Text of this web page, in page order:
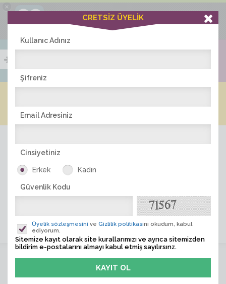
×
Ciddiask Uygulaması
+1 Hafta Gold Üyelik Kazan
Bedava - com.ciddi.ask
İNDİR
ÜYE ARA
VİTRİN
CRETSİZ ÜYELİK
Kullanıc Adınız
Şifreniz
Email Adresiniz
Cinsiyetiniz
Erkek Kadın
Güvenlik Kodu
Üyelik sözleşmesini ve Gizlilik politikasını okudum, kabul
ediyorum.
Sitemize kayıt olarak site kurallarımızı ve ayrıca sitemizden
bildirim e-postalarını almayı kabul etmiş sayılırsınz.